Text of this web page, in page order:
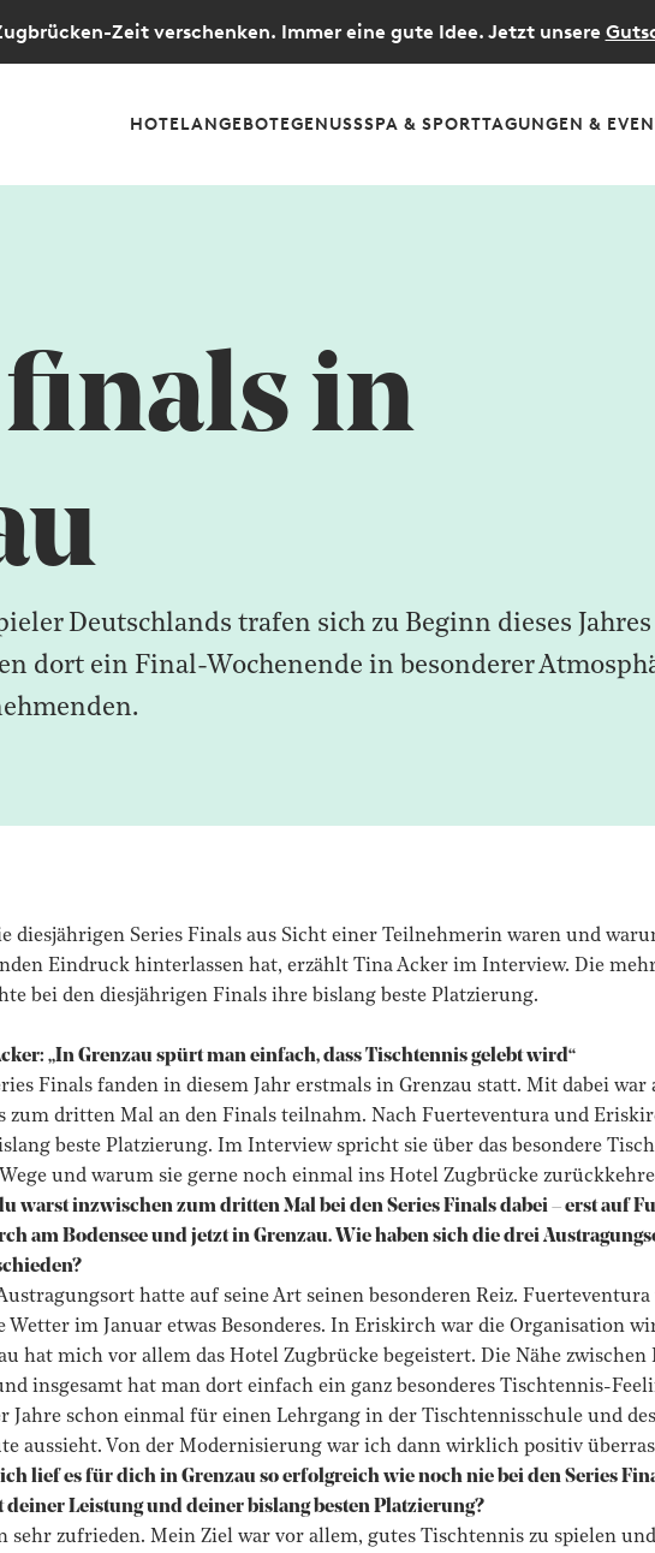
Zeit verschenken. Immer eine gute Idee. Jetzt unsere
HOTELANGEBOTEGENUSSSPA & SPORTTAGUNGEN &
in
Deutschlands trafen sich zu Beginn dieses
dort ein Final-Wochenende in besonderer
diesjährigen Series Finals aus Sicht einer Teilnehmerin waren und
Eindruck hinterlassen hat, erzählt Tina Acker im Interview. Die
bei den diesjährigen Finals ihre bislang beste Platzierung.
„In Grenzau spürt man einfach, dass Tischtennis gelebt wird“
Finals fanden in diesem Jahr erstmals in Grenzau statt. Mit dabei war
zum dritten Mal an den Finals teilnahm. Nach Fuerteventura und
beste Platzierung. Im Interview spricht sie über das besondere
und warum sie gerne noch einmal ins Hotel Zugbrücke
warst inzwischen zum dritten Mal bei den Series Finals dabei – erst auf
am Bodensee und jetzt in Grenzau. Wie haben sich die drei
Austragungsort hatte auf seine Art seinen besonderen Reiz.
Wetter im Januar etwas Besonderes. In Eriskirch war die Organisation
hat mich vor allem das Hotel Zugbrücke begeistert. Die Nähe
insgesamt hat man dort einfach ein ganz besonderes Tischtennis-
Jahre schon einmal für einen Lehrgang in der Tischtennisschule und
aussieht. Von der Modernisierung war ich dann wirklich positiv
lief es für dich in Grenzau so erfolgreich wie noch nie bei den Series
deiner Leistung und deiner bislang besten Platzierung?
sehr zufrieden. Mein Ziel war vor allem, gutes Tischtennis zu spielen